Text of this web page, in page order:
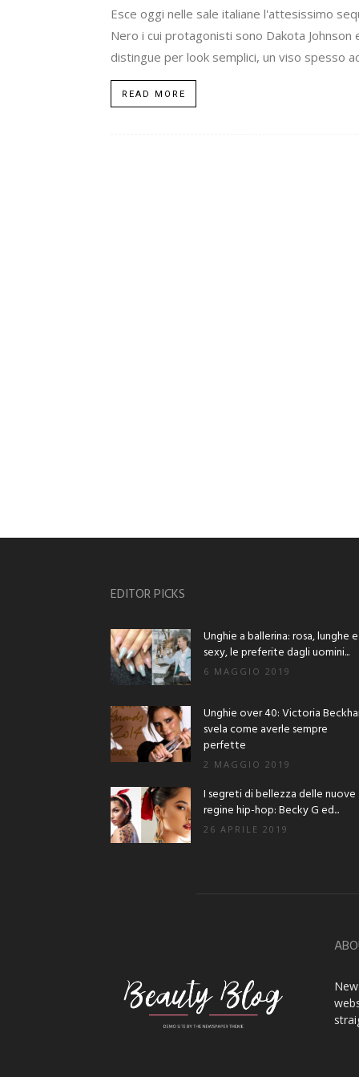
Esce oggi nelle sale italiane l'attesissimo
Nero i cui protagonisti sono Dakota Johnson
distingue per look semplici, un viso spesso
READ MORE
EDITOR PICKS
Unghie a ballerina: rosa, lunghe e
sexy, le preferite dagli uomini...
6 MAGGIO 2019
Unghie over 40: Victoria
svela come averle sempre
perfette
2 MAGGIO 2019
I segreti di bellezza delle nuove
regine hip-hop: Becky G ed...
26 APRILE 2019